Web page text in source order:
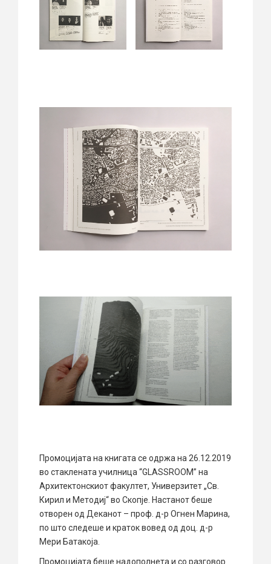
Промоцијата на книгата се одржа на 26.12.2019
во стаклената училница “GLASSROOM” на
Архитектонскиот факултет, Универзитет „Св.
Кирил и Методиј“ во Скопје. Настанот беше
отворен од Деканот – проф. д-р Огнен Марина,
по што следеше и краток вовед од доц. д-р
Мери Батакоја.
Промоцијата беше надополнета и со разговор